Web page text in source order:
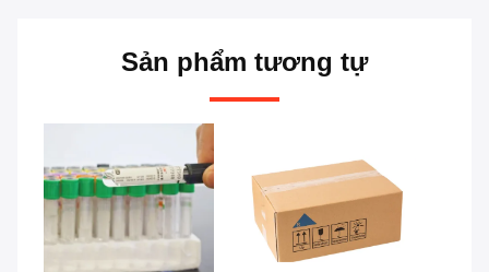
Sản phẩm tương tự